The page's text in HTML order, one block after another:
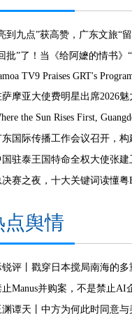
批”了！当《给阿嬷的情书
TV9 Praises GRT's
决赛之夜，十大关键词读懂粤
点舆情
锐评丨戳穿日本搅局南海的多
止Manus并购案，不是禁止AI
渊谭天丨中方为何此时同意